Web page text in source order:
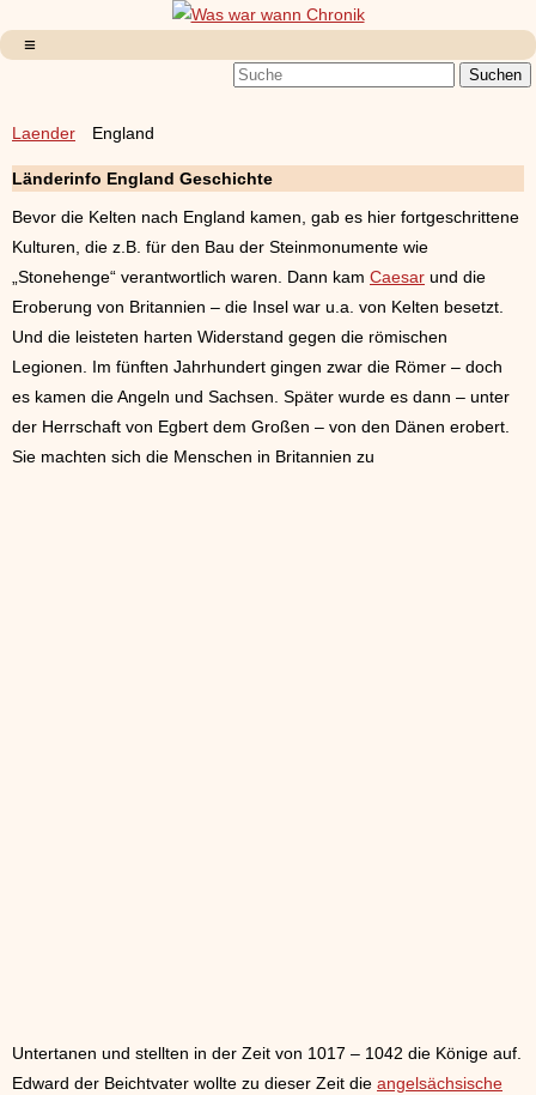
Laender England
Länderinfo England Geschichte
Bevor die Kelten nach England kamen, gab es hier fortgeschrittene
Kulturen, die z.B. für den Bau der Steinmonumente wie
„Stonehenge“ verantwortlich waren. Dann kam Caesar und die
Eroberung von Britannien – die Insel war u.a. von Kelten besetzt.
Und die leisteten harten Widerstand gegen die römischen
Legionen. Im fünften Jahrhundert gingen zwar die Römer – doch
es kamen die Angeln und Sachsen. Später wurde es dann – unter
der Herrschaft von Egbert dem Großen – von den Dänen erobert.
Sie machten sich die Menschen in Britannien zu
Untertanen und stellten in der Zeit von 1017 – 1042 die Könige auf.
Edward der Beichtvater wollte zu dieser Zeit die angelsächsische